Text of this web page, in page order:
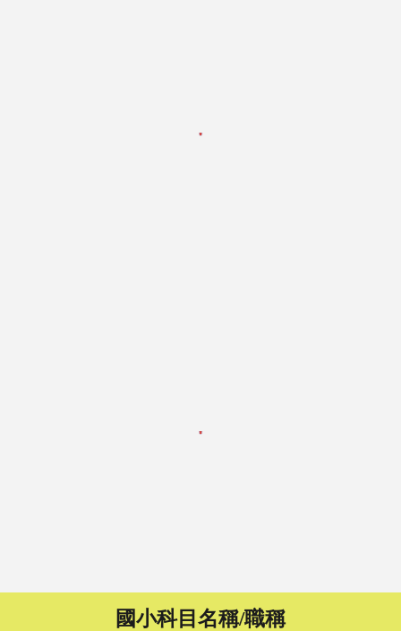
國小科目名稱/職稱